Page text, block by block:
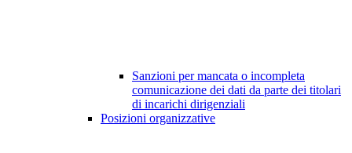
Sanzioni per mancata o incompleta
comunicazione dei dati da parte dei titolari
di incarichi dirigenziali
Posizioni organizzative